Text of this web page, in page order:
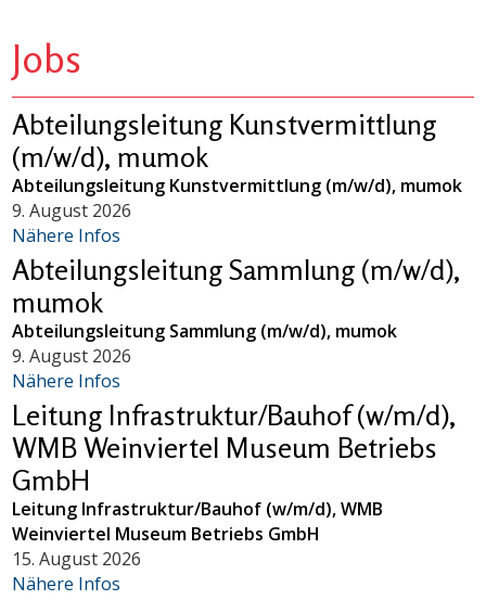
Jobs
Abteilungsleitung Kunstvermittlung
(m/w/d), mumok
Abteilungsleitung Kunstvermittlung (m/w/d), mumok
9. August 2026
Nähere Infos
Abteilungsleitung Sammlung (m/w/d),
mumok
Abteilungsleitung Sammlung (m/w/d), mumok
9. August 2026
Nähere Infos
Leitung Infrastruktur/Bauhof (w/m/d),
WMB Weinviertel Museum Betriebs
GmbH
Leitung Infrastruktur/Bauhof (w/m/d), WMB
Weinviertel Museum Betriebs GmbH
15. August 2026
Nähere Infos